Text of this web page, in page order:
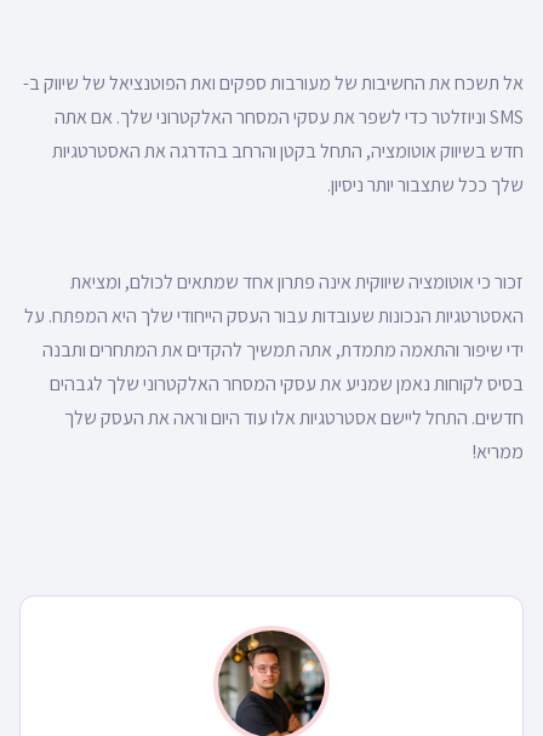
אל תשכח את החשיבות של מעורבות ספקים ואת הפוטנציאל של שיווק ב-
SMS וניוזלטר כדי לשפר את עסקי המסחר האלקטרוני שלך. אם אתה
חדש בשיווק אוטומציה, התחל בקטן והרחב בהדרגה את האסטרטגיות
שלך ככל שתצבור יותר ניסיון.
זכור כי אוטומציה שיווקית אינה פתרון אחד שמתאים לכולם, ומציאת
האסטרטגיות הנכונות שעובדות עבור העסק הייחודי שלך היא המפתח. על
ידי שיפור והתאמה מתמדת, אתה תמשיך להקדים את המתחרים ותבנה
בסיס לקוחות נאמן שמניע את עסקי המסחר האלקטרוני שלך לגבהים
חדשים. התחל ליישם אסטרטגיות אלו עוד היום וראה את העסק שלך
ממריא!